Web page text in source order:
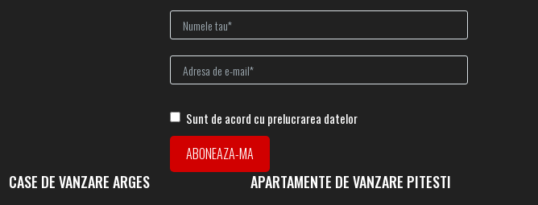
Sunt de acord cu prelucrarea datelor
CASE DE VANZARE ARGES APARTAMENTE DE VANZARE PITESTI